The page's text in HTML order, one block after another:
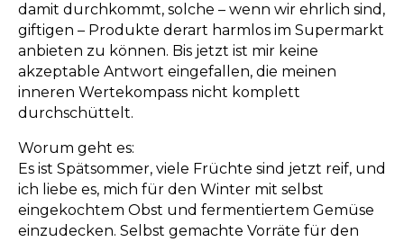
damit durchkommt, solche – wenn wir ehrlich sind,
giftigen – Produkte derart harmlos im Supermarkt
anbieten zu können. Bis jetzt ist mir keine
akzeptable Antwort eingefallen, die meinen
inneren Wertekompass nicht komplett
durchschüttelt.
Worum geht es:
Es ist Spätsommer, viele Früchte sind jetzt reif, und
ich liebe es, mich für den Winter mit selbst
eingekochtem Obst und fermentiertem Gemüse
einzudecken. Selbst gemachte Vorräte für den